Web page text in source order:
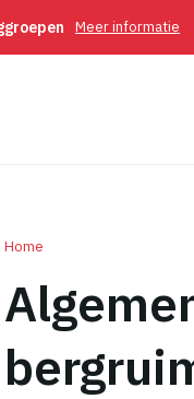
Meer informatie
Kruimelpad
Home